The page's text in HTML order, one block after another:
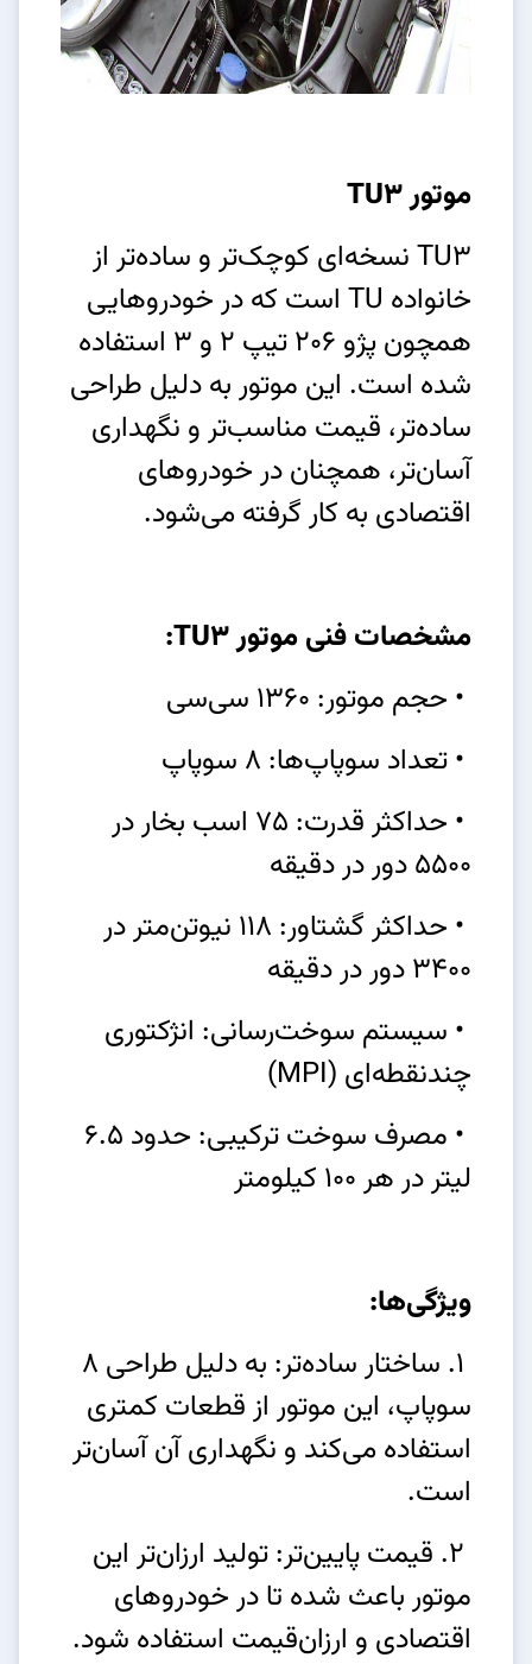
موتور TU3
TU3 نسخه‌ای کوچک‌تر و ساده‌تر از
خانواده TU است که در خودروهایی
همچون پژو 206 تیپ 2 و 3 استفاده
شده است. این موتور به دلیل طراحی
ساده‌تر، قیمت مناسب‌تر و نگهداری
آسان‌تر، همچنان در خودروهای
اقتصادی به کار گرفته می‌شود.
مشخصات فنی موتور TU3:
• حجم موتور: 1360 سی‌سی
• تعداد سوپاپ‌ها: 8 سوپاپ
• حداکثر قدرت: 75 اسب بخار در
5500 دور در دقیقه
• حداکثر گشتاور: 118 نیوتن‌متر در
3400 دور در دقیقه
• سیستم سوخت‌رسانی: انژکتوری
چندنقطه‌ای (MPI)
• مصرف سوخت ترکیبی: حدود 6.5
لیتر در هر 100 کیلومتر
ویژگی‌ها:
1. ساختار ساده‌تر: به دلیل طراحی 8
سوپاپ، این موتور از قطعات کمتری
استفاده می‌کند و نگهداری آن آسان‌تر
است.
2. قیمت پایین‌تر: تولید ارزان‌تر این
موتور باعث شده تا در خودروهای
اقتصادی و ارزان‌قیمت استفاده شود.